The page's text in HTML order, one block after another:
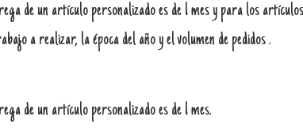
de un artículo personalizado es de 1 mes y para los
a realizar, la época del año y el volumen de pedidos .
de un artículo personalizado es de 1 mes.